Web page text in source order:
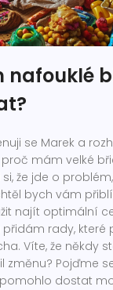
nafouklé
se Marek a
mám velké
že jde o
bych vám
najít optimální
rady, které
Víte, že někdy
změnu? Pojďme
dostat